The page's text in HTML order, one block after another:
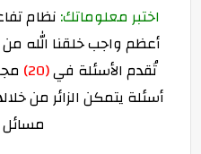
اختبر معلوماتك: نظام
أعظم واجب خلقنا الله
تُقدم الأسئلة في(20)
أسئلة يتمكن الزائر من
مسائل